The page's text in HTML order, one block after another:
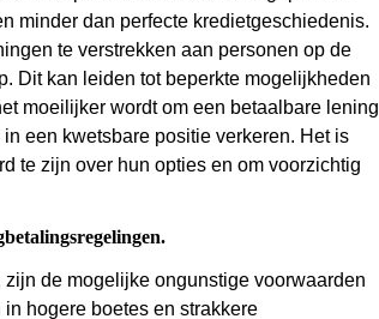
minder dan perfecte kredietgeschiedenis.
te verstrekken aan personen op de
Dit kan leiden tot beperkte mogelijkheden
moeilijker wordt om een betaalbare lening
een kwetsbare positie verkeren. Het is
te zijn over hun opties en om voorzichtig
de mogelijke ongunstige voorwaarden
hogere boetes en strakkere